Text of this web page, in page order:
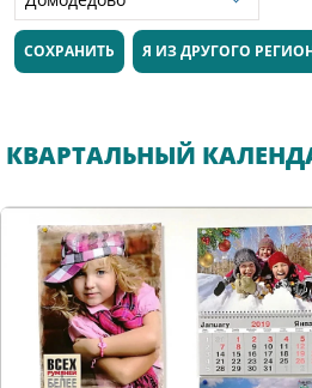
СОХРАНИТЬ Я ИЗ ДРУГОГО
КВАРТАЛЬНЫЙ